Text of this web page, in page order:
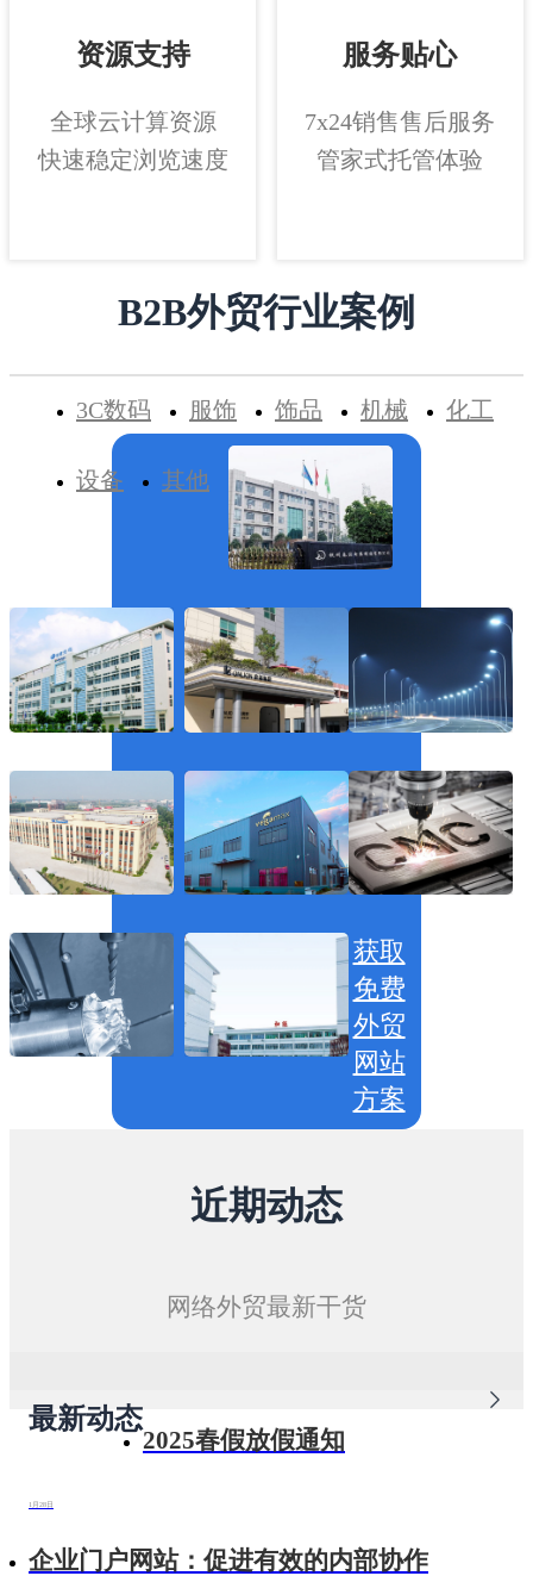
资源支持
全球云计算资源
快速稳定浏览速度
服务贴心
7x24销售售后服务
管家式托管体验
B2B外贸行业案例
3C数码 服饰 饰品 机械 化工
设备 其他
获取
免费
外贸
网站
方案
近期动态
网络外贸最新干货
最新动态
2025春假放假通知
1月28日
企业门户网站：促进有效的内部协作